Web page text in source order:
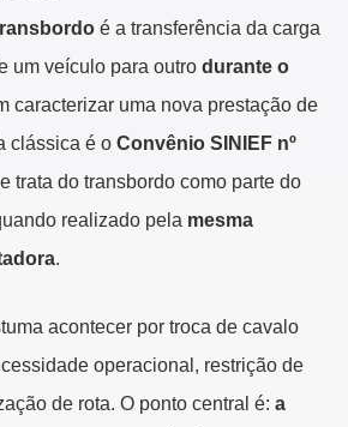
é a transferência da carga
um veículo para outro durante o
caracterizar uma nova prestação de
clássica é o Convênio SINIEF nº
trata do transbordo como parte do
realizado pela mesma
.
acontecer por troca de cavalo
operacional, restrição de
de rota. O ponto central é: a